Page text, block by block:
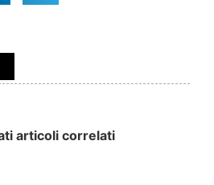
articoli correlati